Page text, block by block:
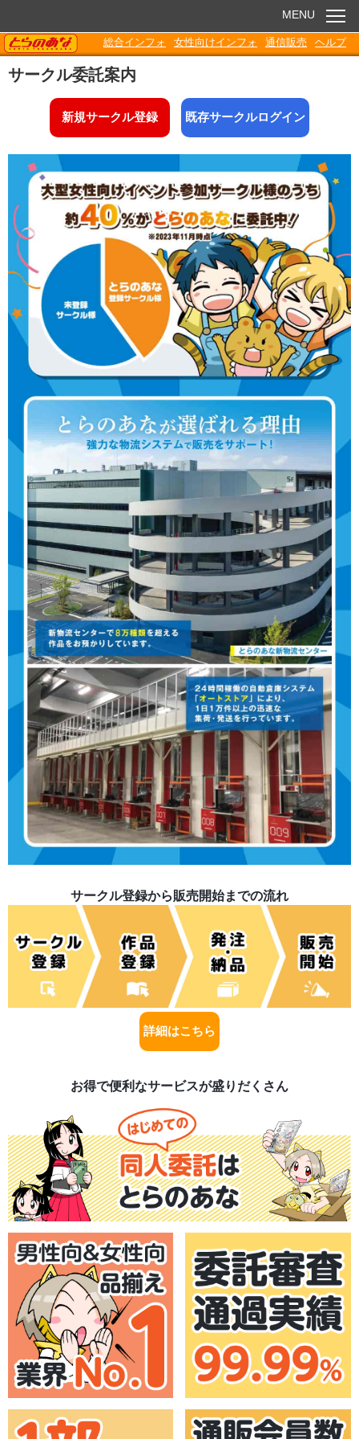
お知らせ
電子書籍
Q&A
各種ダウンロード
MENU
TORANOANA
総合インフォ 女性向けインフォ 通信販売 ヘルプ
サークル委託案内
新規サークル登録 既存サークルログイン
サークル登録から販売開始までの流れ
詳細はこちら
お得で便利なサービスが盛りだくさん